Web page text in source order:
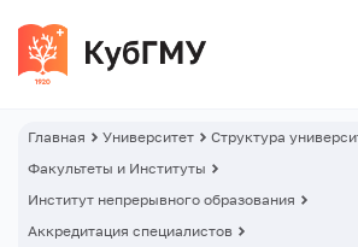
Главная Университет
Структура
Факультеты и Институты
Институт непрерывного образования
Аккредитация специалистов